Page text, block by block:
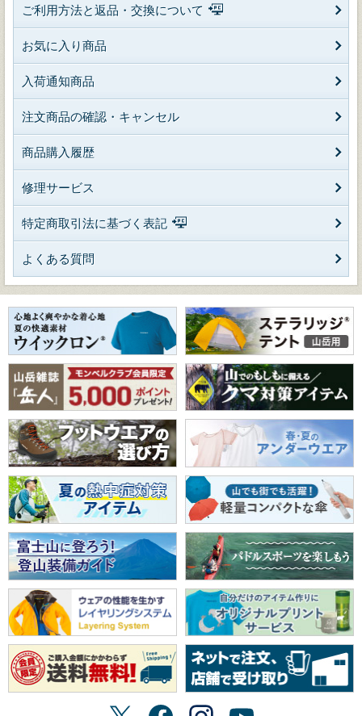
ご利用方法と返品・交換について
お気に入り商品
入荷通知商品
注文商品の確認・キャンセル
商品購入履歴
修理サービス
特定商取引法に基づく表記
よくある質問